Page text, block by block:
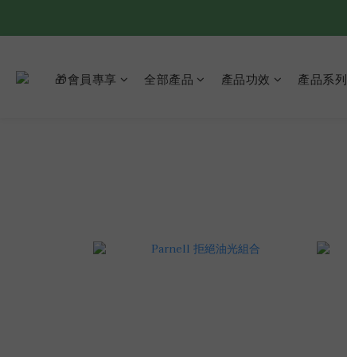
🎁會員專享 全部產品 產品功效 產品系列